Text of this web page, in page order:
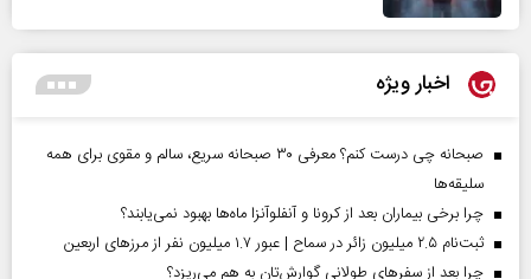
اخبار ویژه
صبحانه چی درست کنم؟ معرفی ۳۰ صبحانه سریع، سالم و مقوی برای همه
سلیقه‌ها
چرا برخی بیماران بعد از کرونا و آنفلوآنزا ماه‌ها بهبود نمی‌یابند؟
ثبت‌نام ۲.۵ میلیون زائر در سماح | عبور ۱.۷ میلیون نفر از مرز‌های اربعین
چرا بعد از سفرهای طولانی گوارش‌تان به هم می‌ریزد؟